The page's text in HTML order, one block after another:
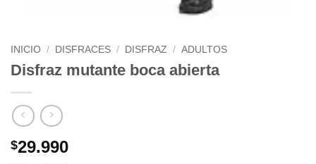
INICIO / DISFRACES / DISFRAZ / ADULTOS
Disfraz mutante boca abierta
$29.990